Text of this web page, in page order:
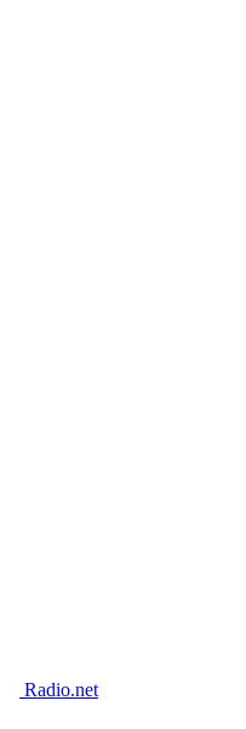
Radio.net